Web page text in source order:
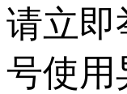
请立即
号使用